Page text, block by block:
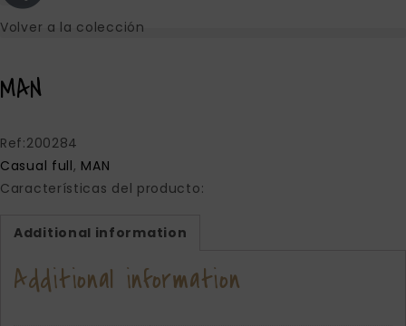
Volver a la colección
MAN
Ref:200284
Casual full, MAN
Características del producto:
Additional information
Additional information